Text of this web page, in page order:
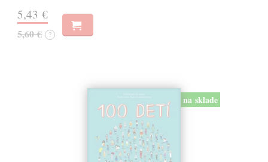
5,43 €
5,60 € ?
na sklade